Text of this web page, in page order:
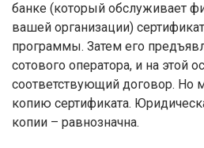
банке (который обслуживает
вашей организации)
программы. Затем его
сотового оператора, и на этой
соответствующий договор. Но
копию сертификата.
копии – равнозначна.